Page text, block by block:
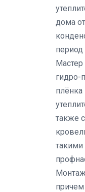
дома
период
Мастер
гидро-
плёнка
также
такими